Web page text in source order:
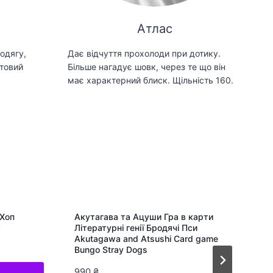
Атлас
Дає відчуття прохолоди при дотику.
Більше нагадує шовк, через те що він
має характерний блиск. Щільність 160.
Акутагава та Ацуши Гра в карти
Літературні генії Бродячі Пси
Akutagawa and Atsushi Card game
Bungo Stray Dogs